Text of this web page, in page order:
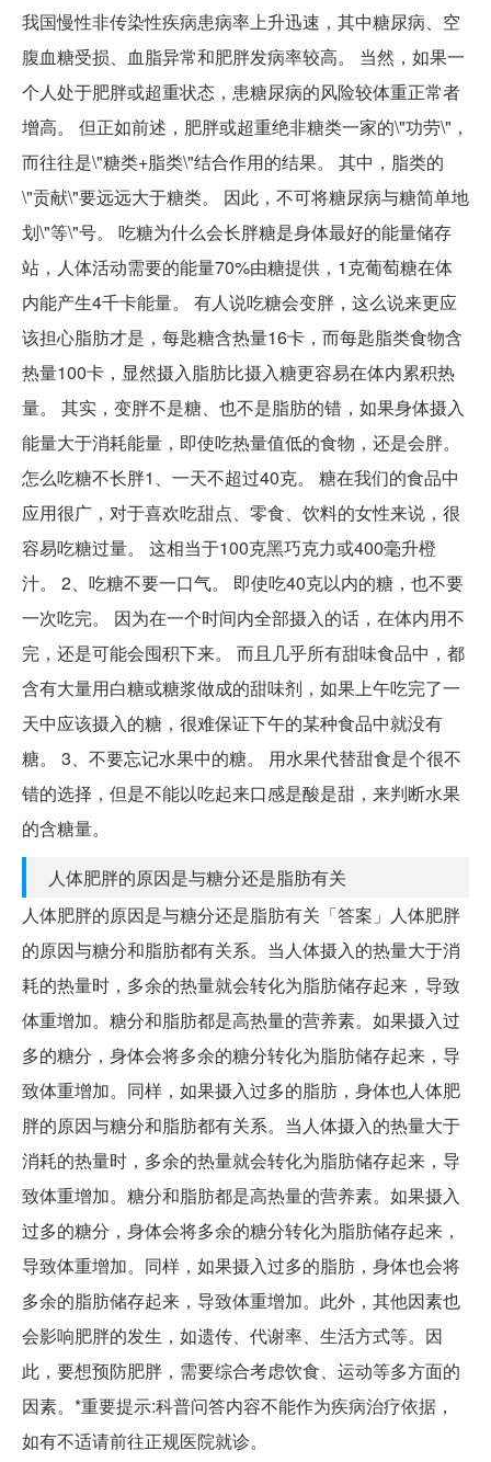
我国慢性非传染性疾病患病率上升迅速，其中糖尿病、空
腹血糖受损、血脂异常和肥胖发病率较高。 当然，如果一
个人处于肥胖或超重状态，患糖尿病的风险较体重正常者
增高。 但正如前述，肥胖或超重绝非糖类一家的\"功劳\"，
而往往是\"糖类+脂类\"结合作用的结果。 其中，脂类的
\"贡献\"要远远大于糖类。 因此，不可将糖尿病与糖简单地
划\"等\"号。 吃糖为什么会长胖糖是身体最好的能量储存
站，人体活动需要的能量70%由糖提供，1克葡萄糖在体
内能产生4千卡能量。 有人说吃糖会变胖，这么说来更应
该担心脂肪才是，每匙糖含热量16卡，而每匙脂类食物含
热量100卡，显然摄入脂肪比摄入糖更容易在体内累积热
量。 其实，变胖不是糖、也不是脂肪的错，如果身体摄入
能量大于消耗能量，即使吃热量值低的食物，还是会胖。
怎么吃糖不长胖1、一天不超过40克。 糖在我们的食品中
应用很广，对于喜欢吃甜点、零食、饮料的女性来说，很
容易吃糖过量。 这相当于100克黑巧克力或400毫升橙
汁。 2、吃糖不要一口气。 即使吃40克以内的糖，也不要
一次吃完。 因为在一个时间内全部摄入的话，在体内用不
完，还是可能会囤积下来。 而且几乎所有甜味食品中，都
含有大量用白糖或糖浆做成的甜味剂，如果上午吃完了一
天中应该摄入的糖，很难保证下午的某种食品中就没有
糖。 3、不要忘记水果中的糖。 用水果代替甜食是个很不
错的选择，但是不能以吃起来口感是酸是甜，来判断水果
的含糖量。
人体肥胖的原因是与糖分还是脂肪有关
人体肥胖的原因是与糖分还是脂肪有关「答案」人体肥胖
的原因与糖分和脂肪都有关系。当人体摄入的热量大于消
耗的热量时，多余的热量就会转化为脂肪储存起来，导致
体重增加。糖分和脂肪都是高热量的营养素。如果摄入过
多的糖分，身体会将多余的糖分转化为脂肪储存起来，导
致体重增加。同样，如果摄入过多的脂肪，身体也人体肥
胖的原因与糖分和脂肪都有关系。当人体摄入的热量大于
消耗的热量时，多余的热量就会转化为脂肪储存起来，导
致体重增加。糖分和脂肪都是高热量的营养素。如果摄入
过多的糖分，身体会将多余的糖分转化为脂肪储存起来，
导致体重增加。同样，如果摄入过多的脂肪，身体也会将
多余的脂肪储存起来，导致体重增加。此外，其他因素也
会影响肥胖的发生，如遗传、代谢率、生活方式等。因
此，要想预防肥胖，需要综合考虑饮食、运动等多方面的
因素。*重要提示:科普问答内容不能作为疾病治疗依据，
如有不适请前往正规医院就诊。